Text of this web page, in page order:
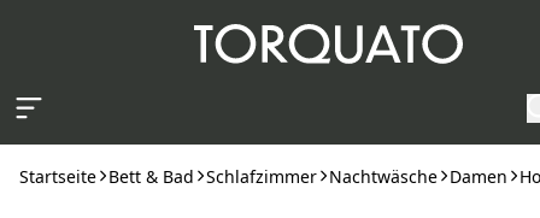
Startseite Bett & Bad Schlafzimmer Nachtwäsche Damen